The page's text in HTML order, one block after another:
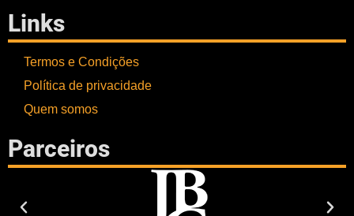
Links
Termos e Condições
Política de privacidade
Quem somos
Parceiros